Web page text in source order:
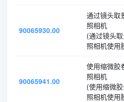
90065930.00
通过镜头取
照相机
(通过镜头
照相机使用
90065941.00
使用缩微胶
照相机
(使用缩微
照相机使用